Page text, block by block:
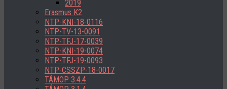
2019
Erasmus K2
NTP-KNI-18-0116
NTP-TV-13-0091
NTP-TFJ-17-0039
NTP-KNI-19-0074
NTP-TFJ-19-0093
NTP-CSSZP-18-0017
TÁMOP 3.4.4